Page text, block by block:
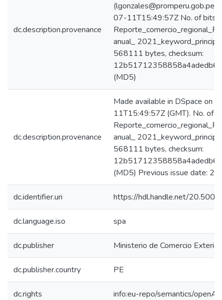
dc.description.provenance
07-11T15:49:57Z No. of
anual_
568111 bytes, checksum:
(MD5)
dc.description.provenance
Made available in DSpace on
11T15:49:57Z (GMT). No. of
anual_
568111 bytes, checksum:
(MD5) Previous issue date:
dc.identifier.uri https://hdl.handle.net/
dc.language.iso spa
dc.publisher Ministerio de Comercio
dc.publisher.country PE
dc.rights info:eu-repo/semantics/